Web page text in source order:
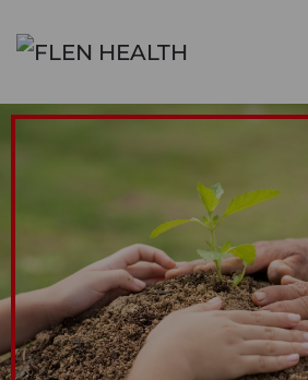
Skip to main content